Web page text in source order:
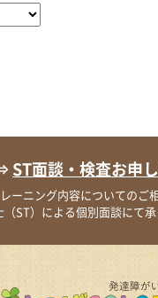
ST面談・検査お申
レーニング内容についてのご相
ST）による個別面談にて承